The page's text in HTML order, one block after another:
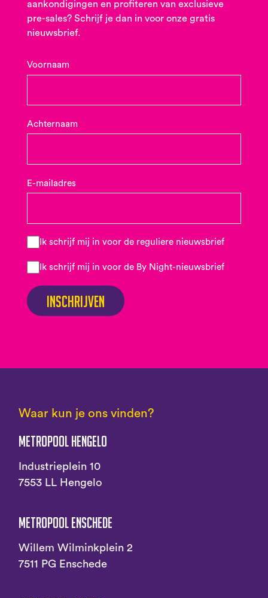
aankondigingen en profiteren van exclusieve
pre-sales? Schrijf je dan in voor onze gratis
nieuwsbrief.
Voornaam
Achternaam
E-mailadres
Ik schrijf mij in voor de reguliere nieuwsbrief
Ik schrijf mij in voor de By Night-nieuwsbrief
Inschrijven
Waar kun je ons vinden?
Metropool Hengelo
Industrieplein 10
7553 LL Hengelo
Metropool Enschede
Willem Wilminkplein 2
7511 PG Enschede